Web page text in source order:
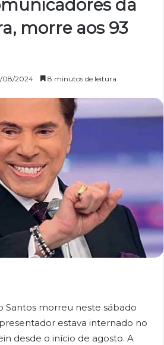
da
morre aos 93
08/2024 8 minutos de leitura
Santos morreu neste sábado
estava internado no
desde o início de agosto. A